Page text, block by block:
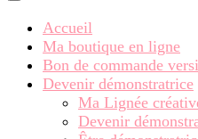
Accueil
Ma boutique en ligne
Bon de commande
Devenir démonstratrice
Ma Lignée
Devenir